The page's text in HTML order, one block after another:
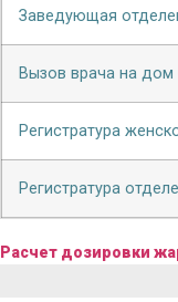
Заведующая
Вызов врача на дом
Регистратура
Регистратура
Расчет дозировки